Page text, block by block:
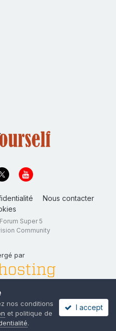
Nous contacter
Super 5
Community
par
nos conditions
et politique de
.
I accept